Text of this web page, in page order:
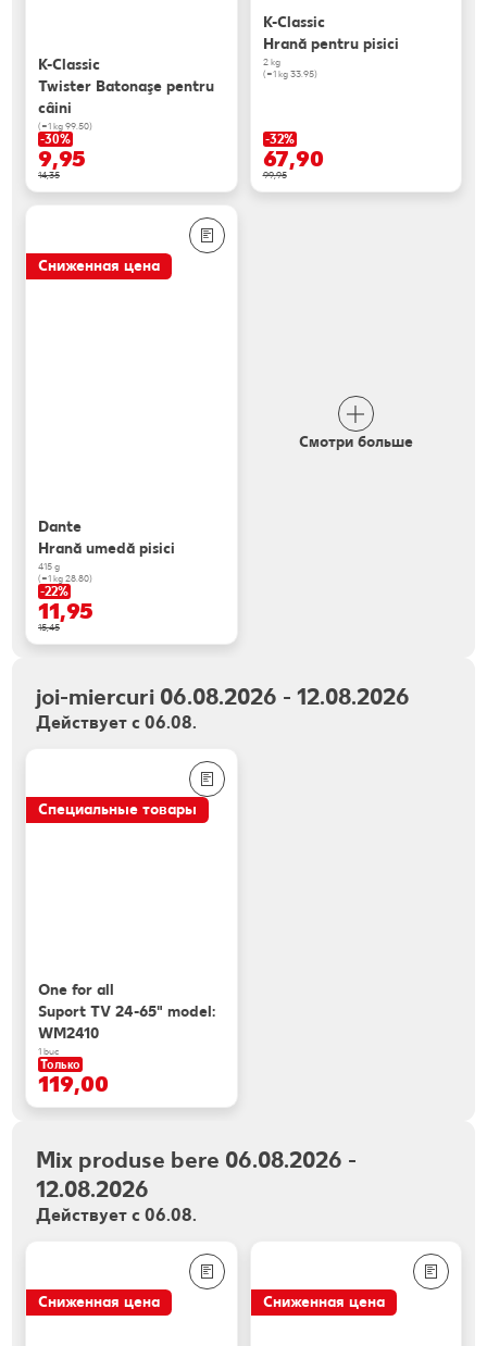
K-Classic
Twister Batonaşe pentru
câini
(=1 kg 99.50)
-30%
9,95
14,35
K-Classic
Hrană pentru pisici
2 kg
(=1 kg 33.95)
-32%
67,90
99,95
Сниженная цена
Dante
Hrană umedă pisici
415 g
(=1 kg 28.80)
-22%
11,95
15,45
Смотри больше
joi-miercuri 06.08.2026 - 12.08.2026
Действует с 06.08.
Специальные товары
One for all
Suport TV 24-65" model:
WM2410
1 buc
Только
119,00
Mix produse bere 06.08.2026 -
12.08.2026
Действует с 06.08.
Сниженная цена Сниженная цена